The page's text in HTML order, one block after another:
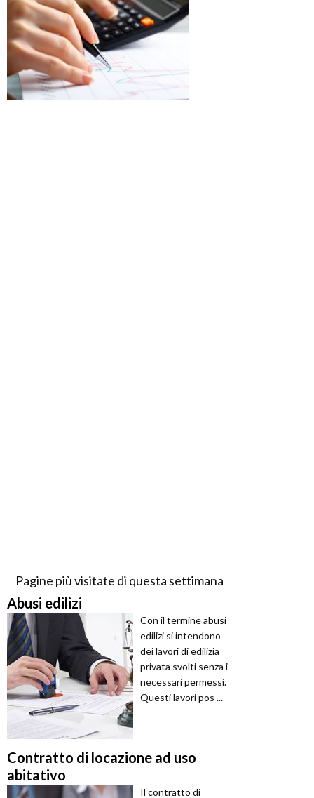
Pagine più visitate di questa settimana
Abusi edilizi
Con il termine abusi
edilizi si intendono
dei lavori di edilizia
privata svolti senza i
necessari permessi.
Questi lavori pos ...
Contratto di locazione ad uso
abitativo
Il contratto di